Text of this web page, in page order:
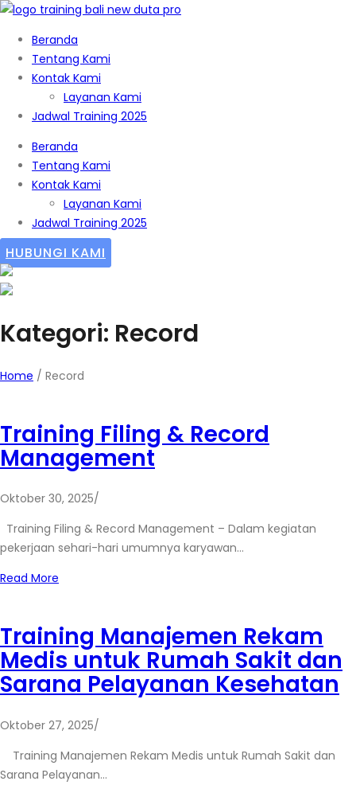
Beranda
Tentang Kami
Kontak Kami
Layanan Kami
Jadwal Training 2025
Beranda
Tentang Kami
Kontak Kami
Layanan Kami
Jadwal Training 2025
HUBUNGI KAMI
Kategori: Record
Home / Record
Training Filing & Record
Management
Oktober 30, 2025/
Training Filing & Record Management – Dalam kegiatan
pekerjaan sehari-hari umumnya karyawan…
Read More
Training Manajemen Rekam
Medis untuk Rumah Sakit dan
Sarana Pelayanan Kesehatan
Oktober 27, 2025/
Training Manajemen Rekam Medis untuk Rumah Sakit dan
Sarana Pelayanan…